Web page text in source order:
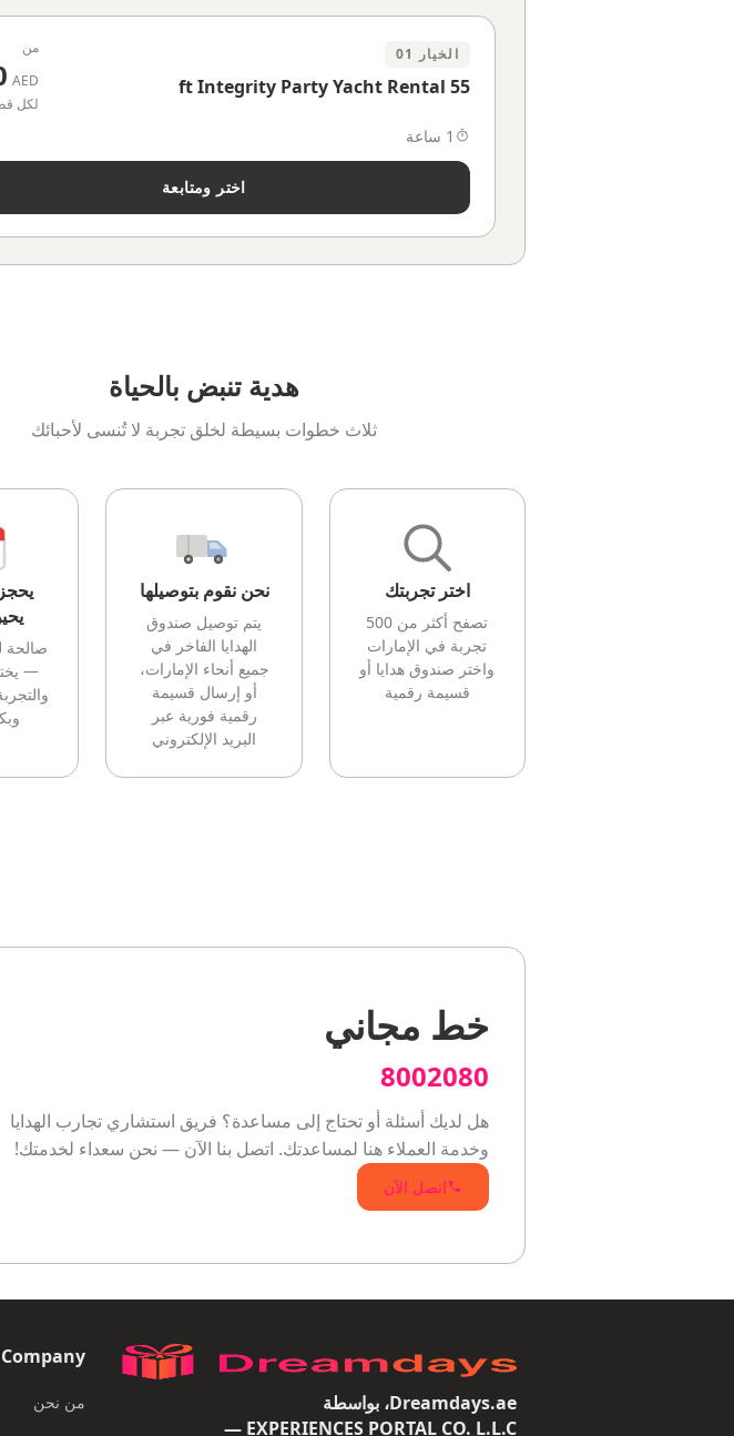
هدية تنبض بالحياة
ثلاث خطوات بسيطة لخلق تجربة لا تُنسى لأحبائك
اختر تجربتك
تصفح أكثر من 500
تجربة في الإمارات
واختر صندوق هدايا أو
قسيمة رقمية
نحن نقوم بتوصيلها
يتم توصيل صندوق
الهدايا الفاخر في
جميع أنحاء الإمارات،
أو إرسال قسيمة
رقمية فورية عبر
البريد الإلكتروني
—
الخيار 01
55 ft Integrity Party Yacht Rental
من
AED
لكل
1 ساعة
اختر ومتابعة
خط مجاني
8002080
هل لديك أسئلة أو تحتاج إلى مساعدة؟ فريق استشاري تجارب الهدايا
وخدمة العملاء هنا لمساعدتك. اتصل بنا الآن — نحن سعداء لخدمتك!
اتصل الآن
Dreamdays.ae، بواسطة
EXPERIENCES PORTAL CO. L.L.C —
Company
من نحن